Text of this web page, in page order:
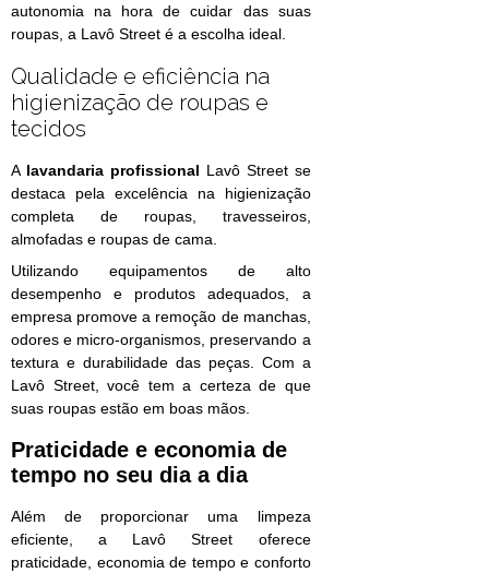
autonomia na hora de cuidar das suas
roupas, a Lavô Street é a escolha ideal.
Qualidade e eficiência na
higienização de roupas e
tecidos
A lavandaria profissional Lavô Street se
destaca pela excelência na higienização
completa de roupas, travesseiros,
almofadas e roupas de cama.
Utilizando equipamentos de alto
desempenho e produtos adequados, a
empresa promove a remoção de manchas,
odores e micro-organismos, preservando a
textura e durabilidade das peças. Com a
Lavô Street, você tem a certeza de que
suas roupas estão em boas mãos.
Praticidade e economia de
tempo no seu dia a dia
Além de proporcionar uma limpeza
eficiente, a Lavô Street oferece
praticidade, economia de tempo e conforto